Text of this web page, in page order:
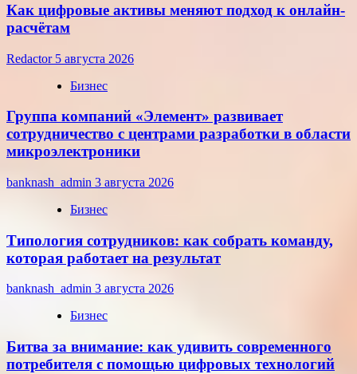
Как цифровые активы меняют подход к онлайн-
расчётам
Redactor 5 августа 2026
Бизнес
Группа компаний «Элемент» развивает
сотрудничество с центрами разработки в области
микроэлектроники
banknash_admin 3 августа 2026
Бизнес
Типология сотрудников: как собрать команду,
которая работает на результат
banknash_admin 3 августа 2026
Бизнес
Битва за внимание: как удивить современного
потребителя с помощью цифровых технологий